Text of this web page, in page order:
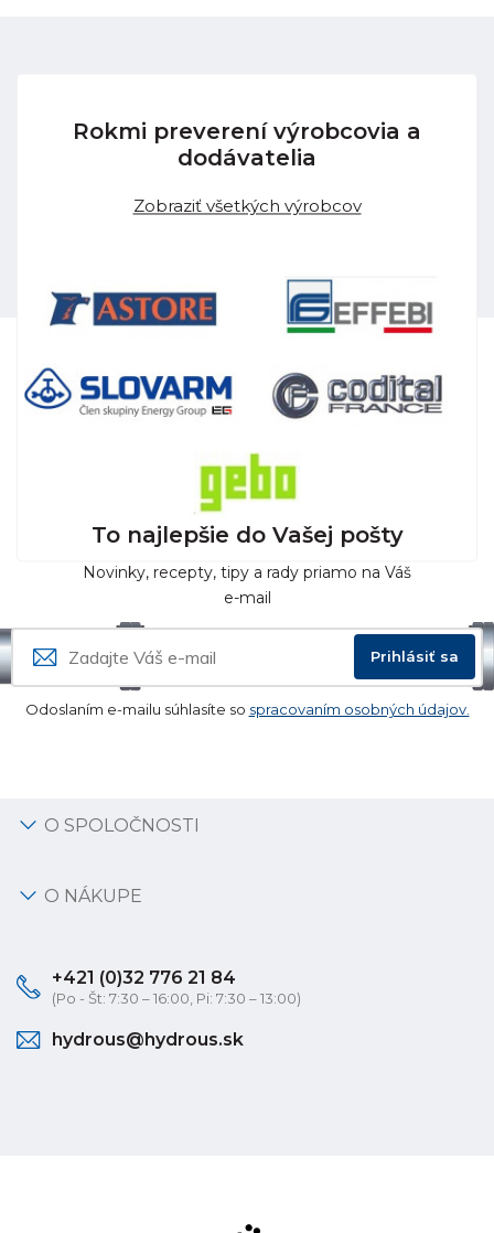
Rokmi preverení výrobcovia a
dodávatelia
Zobraziť všetkých výrobcov
To najlepšie do Vašej pošty
Novinky, recepty, tipy a rady priamo na Váš
e-mail
Prihlásiť sa
Odoslaním e-mailu súhlasíte so spracovaním osobných údajov.
O SPOLOČNOSTI
O NÁKUPE
+421 (0)32 776 21 84
(Po - Št: 7:30 – 16:00, Pi: 7:30 – 13:00)
hydrous@hydrous.sk